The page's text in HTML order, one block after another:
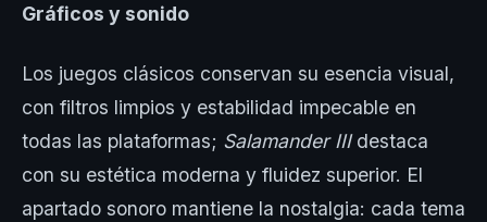
Gráficos y sonido
Los juegos clásicos conservan su esencia visual,
con filtros limpios y estabilidad impecable en
todas las plataformas; Salamander IIIdestaca
con su estética moderna y fluidez superior. El
apartado sonoro mantiene la nostalgia: cada tema